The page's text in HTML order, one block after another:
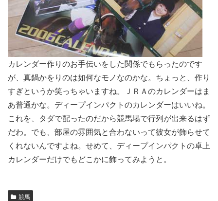
カレンダー作りのお手伝いをした関係でもらったのです
が、真鍋かをりのは如何なモノなのかな。ちょっと、作り
すぎというか笑っちゃいますね。ＪＲＡのカレンダーはま
あ普通かな。ディープインパクトのカレンダーはいいね。
これを、タダで配ったのだから競馬場で行列が出来るはず
だわ。でも、部屋の雰囲気と合わないって彼女が飾らせて
くれないんですよね。せめて、ディープインパクトの卓上
カレンダーだけでもどこかに飾ってみようと。
競馬